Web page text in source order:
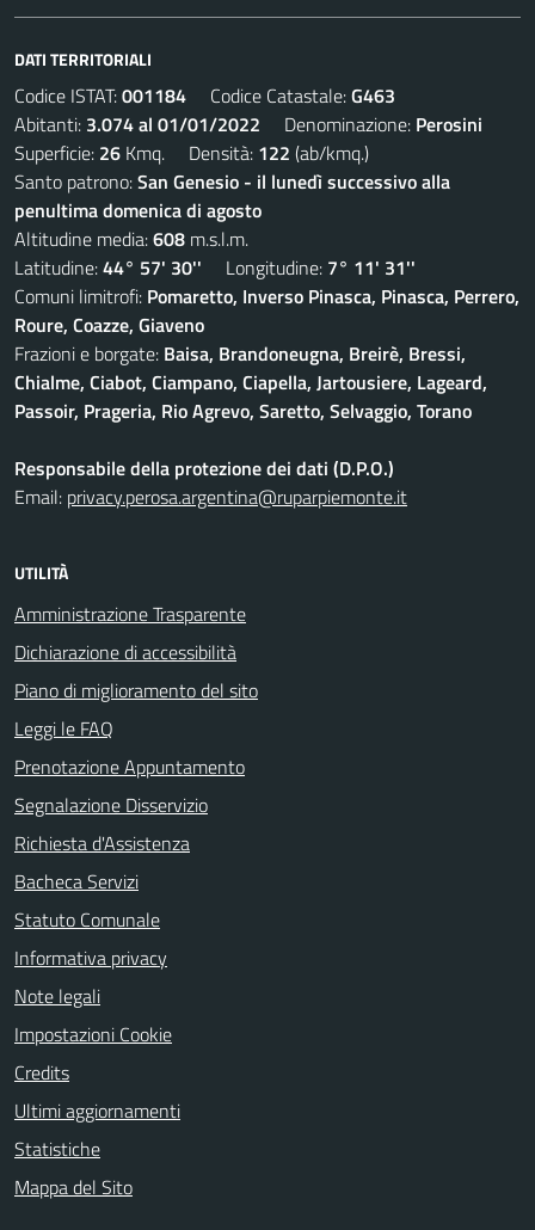
DATI TERRITORIALI
Codice ISTAT:001184 Codice Catastale:G463
Abitanti: 3.074 al 01/01/2022 Denominazione: Perosini
Superficie: 26 Kmq. Densità: 122 (ab/kmq.)
Santo patrono:San Genesio - il lunedì successivo alla
penultima domenica di agosto
Altitudine media:608 m.s.l.m.
Latitudine:44° 57' 30'' Longitudine: 7° 11' 31''
Comuni limitrofi: Pomaretto, Inverso Pinasca, Pinasca, Perrero,
Roure, Coazze, Giaveno
Frazioni e borgate: Baisa, Brandoneugna, Breirè, Bressi,
Chialme, Ciabot, Ciampano, Ciapella, Jartousiere, Lageard,
Passoir, Prageria, Rio Agrevo, Saretto, Selvaggio, Torano
Responsabile della protezione dei dati (D.P.O.)
Email: privacy.perosa.argentina@ruparpiemonte.it
UTILITÀ
Amministrazione Trasparente
Dichiarazione di accessibilità
Piano di miglioramento del sito
Leggi le FAQ
Prenotazione Appuntamento
Segnalazione Disservizio
Richiesta d'Assistenza
Bacheca Servizi
Statuto Comunale
Informativa privacy
Note legali
Impostazioni Cookie
Credits
Ultimi aggiornamenti
Statistiche
Mappa del Sito